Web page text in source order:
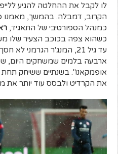
לו לקבל את ההחלטה להגיע
הקרוב, דמבלה. בהמשך, מאמנו
כמנהל הספורטיבי של התאגיד,
כשהוא צפה בכוכב הצעיר שלו
עד גיל 21, המנג'ר הגרמני
ארבעה בלמים שמשחקים היום,
אופמקאנו". בשנתיים ששיחק
את הקרדיט ולבסס עוד יותר את